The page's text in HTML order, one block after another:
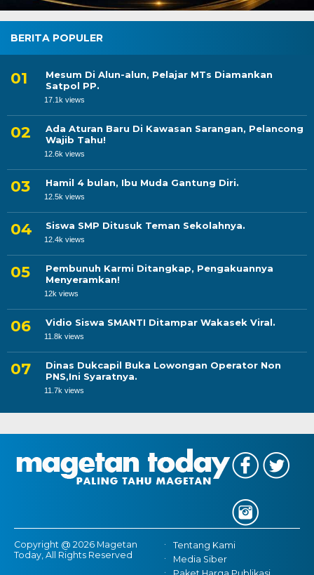
BERITA POPULER
Mesum Di Alun-alun, Pelajar MTs Diamankan
Satpol PP.
17.1k views
Ada Aturan Baru Di Kawasan Sarangan, Pelancong
Wajib Tahu!
12.6k views
Hamil 4 bulan, Ibu Muda Gantung Diri.
12.5k views
Siswa SMP Ditusuk Teman Sekolahnya.
12.4k views
Pembunuh Karmi Ditangkap, Pengakuannya
Menyeramkan!
12k views
Vidio Siswa SMANTI Ditampar Wakasek Viral.
11.8k views
Dinas Dukcapil Buka Lowongan Operator Non
PNS,Ini Syaratnya.
11.7k views
Copyright @ 2026 Magetan
Today, All Rights Reserved
Tentang Kami
Media Siber